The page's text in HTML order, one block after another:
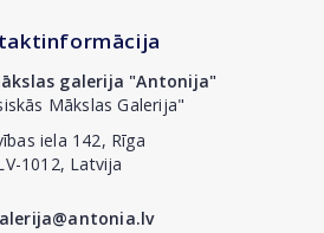
galerija "Antonija"
Mākslas Galerija"
iela 142, Rīga
1012, Latvija